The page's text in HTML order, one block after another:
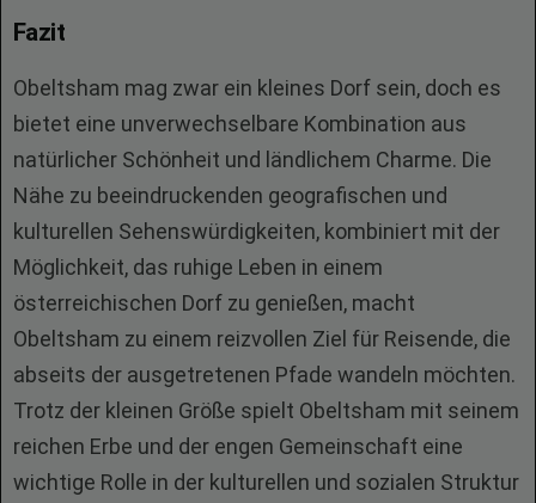
Fazit
Obeltsham mag zwar ein kleines Dorf sein, doch es
bietet eine unverwechselbare Kombination aus
natürlicher Schönheit und ländlichem Charme. Die
Nähe zu beeindruckenden geografischen und
kulturellen Sehenswürdigkeiten, kombiniert mit der
Möglichkeit, das ruhige Leben in einem
österreichischen Dorf zu genießen, macht
Obeltsham zu einem reizvollen Ziel für Reisende, die
abseits der ausgetretenen Pfade wandeln möchten.
Trotz der kleinen Größe spielt Obeltsham mit seinem
reichen Erbe und der engen Gemeinschaft eine
wichtige Rolle in der kulturellen und sozialen Struktur